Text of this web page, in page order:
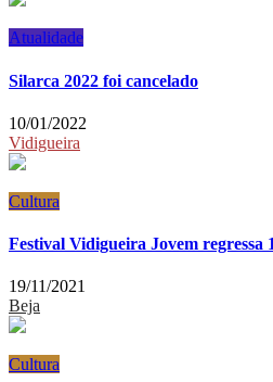
Atualidade
Silarca 2022 foi cancelado
10/01/2022
Vidigueira
Cultura
Festival Vidigueira Jovem regressa
19/11/2021
Beja
Cultura